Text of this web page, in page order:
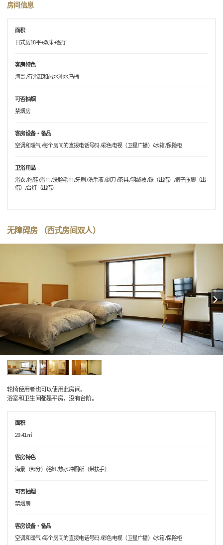
房间信息
面积
日式房18平+双床+客厅
客房特色
海景 /有浴缸和热水冲水马桶
可否抽烟
禁烟房
客房设备・备品
空调和暖气 /每个房间的直拨电话号码 /彩色电视（卫星广播）/冰箱 /保险柜
卫浴用品
浴衣 /拖鞋 /浴巾 /洗脸毛巾 /牙刷 /洗手液 /剃刀 /茶具 /羽绒被 /铁（出借）/裤子压脚（出
借）/台灯（出借）
无障碍房 （西式房间双人）
轮椅使用者也可以使用此房间。
浴室和卫生间都是平房，没有台阶。
面积
29.41㎡
客房特色
海景（部分）/浴缸/热水冲厕所（带扶手）
可否抽烟
禁烟房
客房设备・备品
空调和暖气 /每个房间的直拨电话号码 /彩色电视（卫星广播）/冰箱 /保险柜